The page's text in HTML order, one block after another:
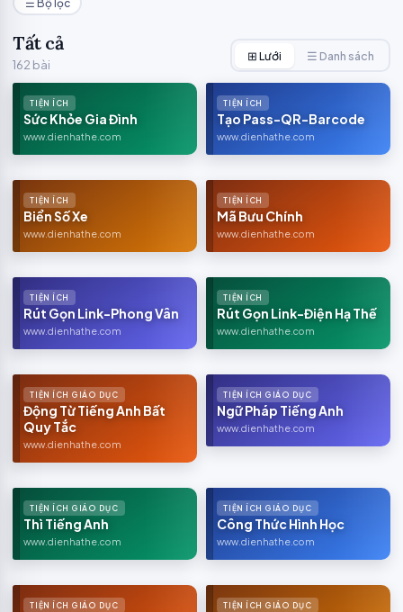
☰ Bộ lọc
Tất cả
162 bài
⊞ Lưới ☰ Danh sách
TIỆN ÍCH
Sức Khỏe Gia Đình
www.dienhathe.com
TIỆN ÍCH
Tạo Pass-QR-Barcode
www.dienhathe.com
TIỆN ÍCH
Biển Số Xe
www.dienhathe.com
TIỆN ÍCH
Mã Bưu Chính
www.dienhathe.com
TIỆN ÍCH
Rút Gọn Link-Phong Vân
www.dienhathe.com
TIỆN ÍCH
Rút Gọn Link-Điện Hạ Thế
www.dienhathe.com
TIỆN ÍCH GIÁO DỤC
Động Từ Tiếng Anh Bất
Quy Tắc
www.dienhathe.com
TIỆN ÍCH GIÁO DỤC
Ngữ Pháp Tiếng Anh
www.dienhathe.com
TIỆN ÍCH GIÁO DỤC
Thì Tiếng Anh
www.dienhathe.com
TIỆN ÍCH GIÁO DỤC
Công Thức Hình Học
www.dienhathe.com
TIỆN ÍCH GIÁO DỤC TIỆN ÍCH GIÁO DỤC